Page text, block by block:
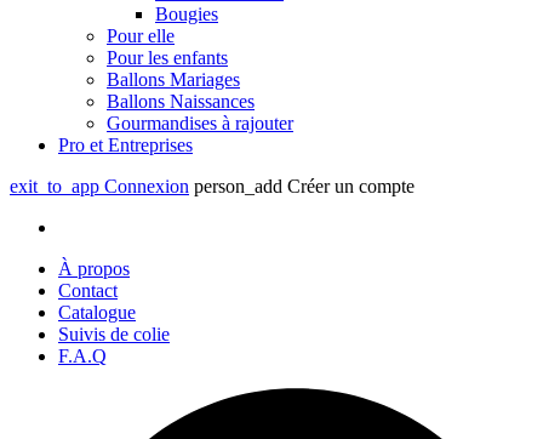
Bougies
Pour elle
Pour les enfants
Ballons Mariages
Ballons Naissances
Gourmandises à rajouter
Pro et Entreprises
exit_to_app Connexion person_add Créer un compte
À propos
Contact
Catalogue
Suivis de colie
F.A.Q